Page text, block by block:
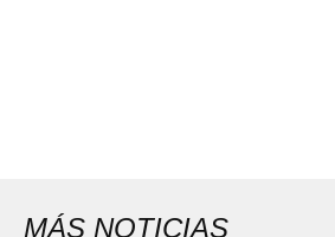
MÁS NOTICIAS